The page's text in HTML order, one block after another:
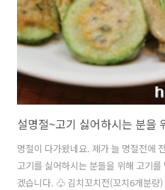
설명절~고기 싫어하시는 분을
명절이 다가왔네요. 제가 늘 명절전에
고기를 싫어하시는 분들을 위해 고기
겠습니다. ♧ 김치꼬치전(꼬치6개분량